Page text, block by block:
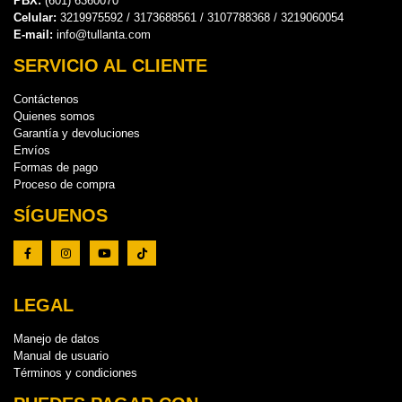
Celular: 3219975592 / 3173688561 / 3107788368 / 3219060054
E-mail: info@tullanta.com
SERVICIO AL CLIENTE
Contáctenos
Quienes somos
Garantía y devoluciones
Envíos
Formas de pago
Proceso de compra
SÍGUENOS
LEGAL
Manejo de datos
Manual de usuario
Términos y condiciones